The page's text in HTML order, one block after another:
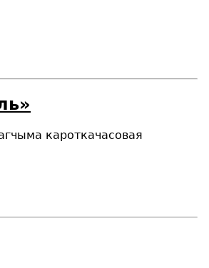
кароткачасовая